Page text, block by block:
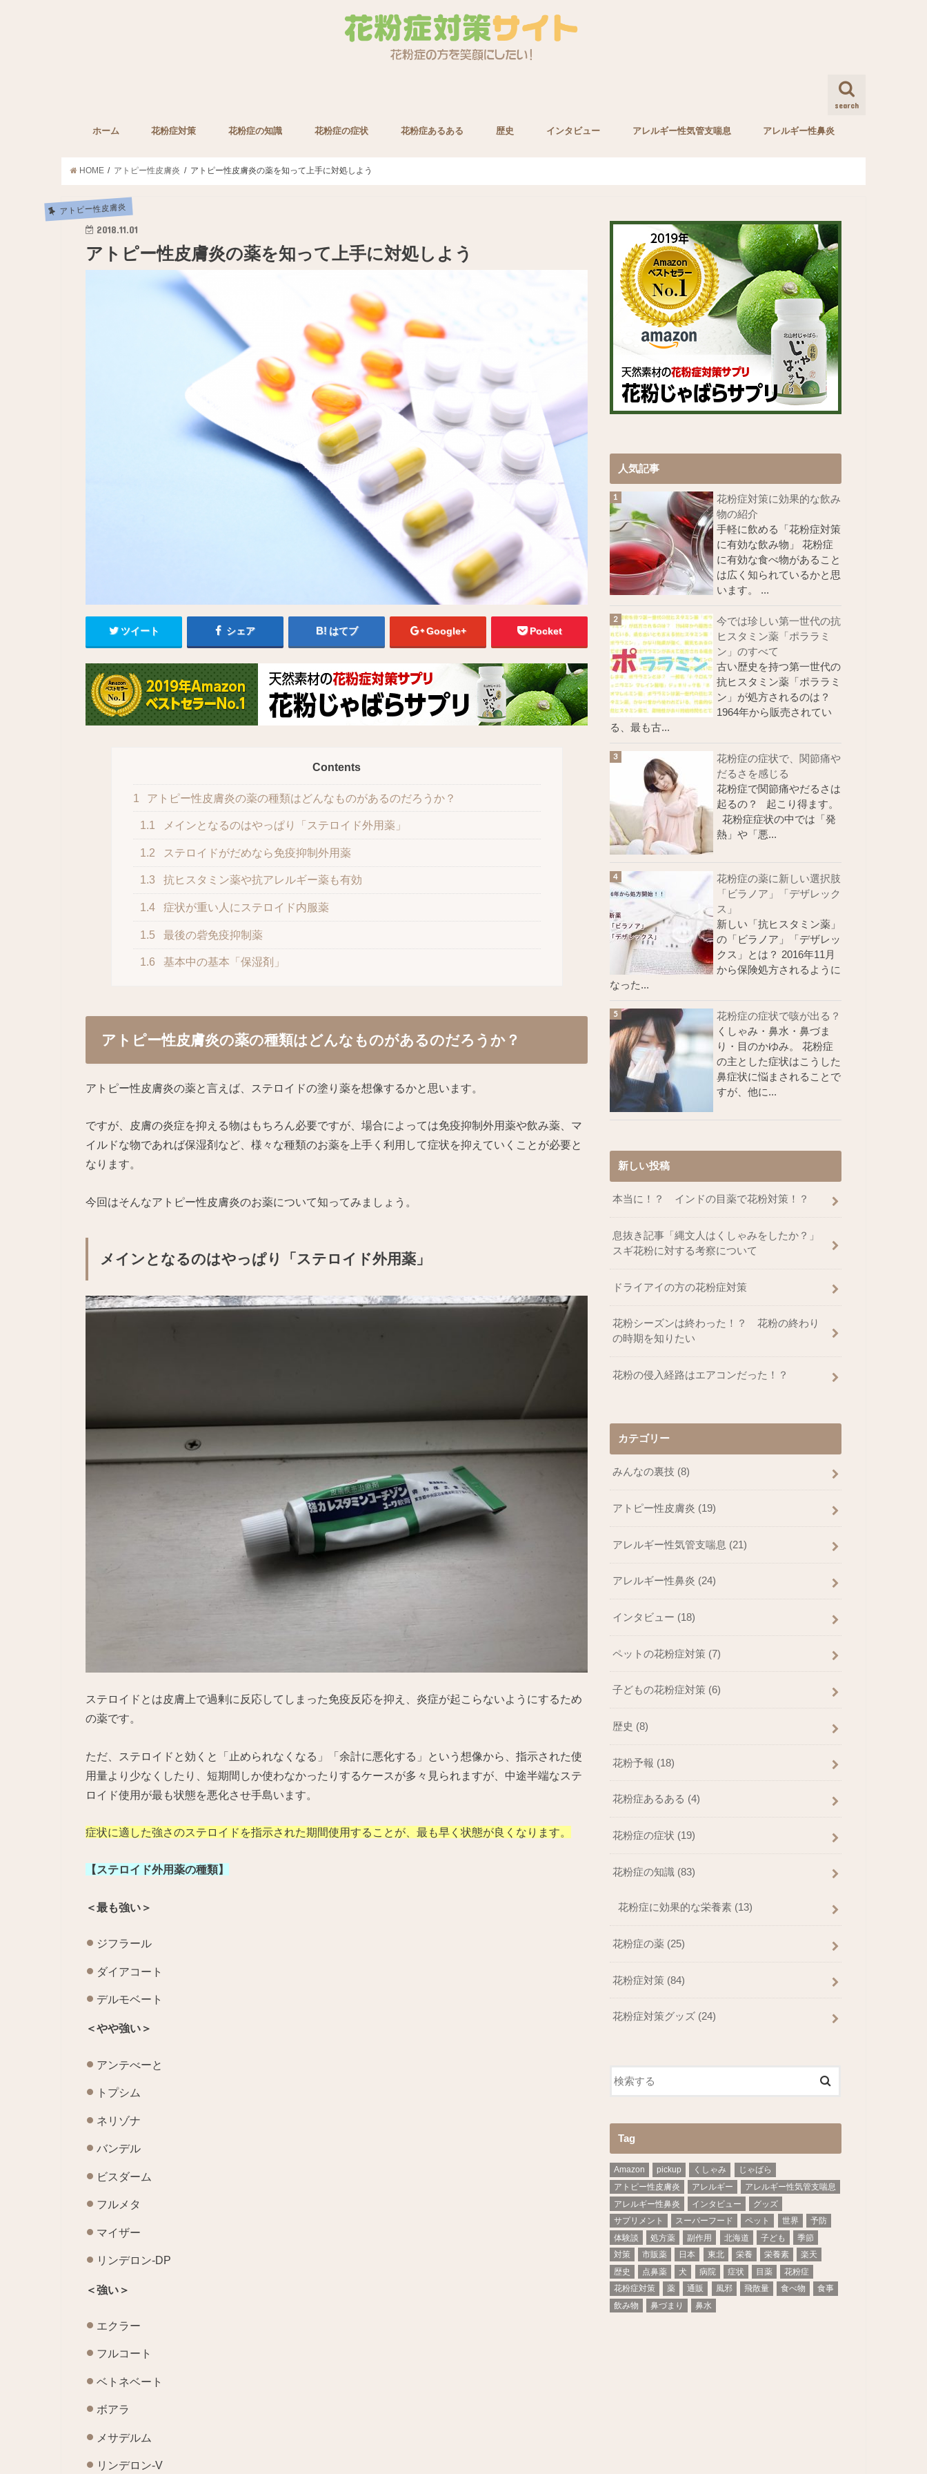
search
ホーム 花粉症対策 花粉症の知識 花粉症の症状 花粉症あるある 歴史 インタビュー アレルギー性気管支喘息 アレルギー性鼻炎
HOME アトピー性皮膚炎 アトピー性皮膚炎の薬を知って上手に対処しよう
アトピー性皮膚炎
2018.11.01
アトピー性皮膚炎の薬を知って上手に対処しよう
ツイート シェア はてブ Google+ Pocket
Contents
1 アトピー性皮膚炎の薬の種類はどんなものがあるのだろうか？
1.1 メインとなるのはやっぱり「ステロイド外用薬」
1.2 ステロイドがだめなら免疫抑制外用薬
1.3 抗ヒスタミン薬や抗アレルギー薬も有効
1.4 症状が重い人にステロイド内服薬
1.5 最後の砦免疫抑制薬
1.6 基本中の基本「保湿剤」
アトピー性皮膚炎の薬の種類はどんなものがあるのだろうか？
アトピー性皮膚炎の薬と言えば、ステロイドの塗り薬を想像するかと思います。
ですが、皮膚の炎症を抑える物はもちろん必要ですが、場合によっては免疫抑制外用薬や飲み薬、マ
イルドな物であれば保湿剤など、様々な種類のお薬を上手く利用して症状を抑えていくことが必要と
なります。
今回はそんなアトピー性皮膚炎のお薬について知ってみましょう。
メインとなるのはやっぱり「ステロイド外用薬」
ステロイドとは皮膚上で過剰に反応してしまった免疫反応を抑え、炎症が起こらないようにするため
の薬です。
ただ、ステロイドと効くと「止められなくなる」「余計に悪化する」という想像から、指示された使
用量より少なくしたり、短期間しか使わなかったりするケースが多々見られますが、中途半端なステ
ロイド使用が最も状態を悪化させ手島います。
症状に適した強さのステロイドを指示された期間使用することが、最も早く状態が良くなります。
【ステロイド外用薬の種類】
＜最も強い＞
ジフラール
ダイアコート
デルモベート
＜やや強い＞
アンテべーと
トプシム
ネリゾナ
バンデル
ビスダーム
フルメタ
マイザー
リンデロン-DP
＜強い＞
エクラー
フルコート
ベトネベート
ボアラ
メサデルム
リンデロン-V
人気記事
花粉症対策に効果的な飲み
物の紹介
手軽に飲める「花粉症対策
に有効な飲み物」 花粉症
に有効な食べ物があること
は広く知られているかと思
います。 ...
今では珍しい第一世代の抗
ヒスタミン薬「ポララミ
ン」のすべて
古い歴史を持つ第一世代の
抗ヒスタミン薬「ポララミ
ン」が処方されるのは？
1964年から販売されてい
る、最も古...
花粉症の症状で、関節痛や
だるさを感じる
花粉症で関節痛やだるさは
起るの？ 起こり得ます。
花粉症症状の中では「発
熱」や「悪...
花粉症の薬に新しい選択肢
「ビラノア」「デザレック
ス」
新しい「抗ヒスタミン薬」
の「ビラノア」「デザレッ
クス」とは？ 2016年11月
から保険処方されるように
なった...
花粉症の症状で咳が出る？
くしゃみ・鼻水・鼻づま
り・目のかゆみ。 花粉症
の主とした症状はこうした
鼻症状に悩まされることで
すが、他に...
新しい投稿
本当に！？ インドの目薬で花粉対策！？
息抜き記事「縄文人はくしゃみをしたか？」
スギ花粉に対する考察について
ドライアイの方の花粉症対策
花粉シーズンは終わった！？ 花粉の終わり
の時期を知りたい
花粉の侵入経路はエアコンだった！？
カテゴリー
みんなの裏技 (8)
アトピー性皮膚炎 (19)
アレルギー性気管支喘息 (21)
アレルギー性鼻炎 (24)
インタビュー (18)
ペットの花粉症対策 (7)
子どもの花粉症対策 (6)
歴史 (8)
花粉予報 (18)
花粉症あるある (4)
花粉症の症状 (19)
花粉症の知識 (83)
花粉症に効果的な栄養素 (13)
花粉症の薬 (25)
花粉症対策 (84)
花粉症対策グッズ (24)
Tag
Amazon pickup くしゃみ
じゃばら
アトピー性皮膚炎
アレルギー
アレルギー性気管支喘息
アレルギー性鼻炎
インタビュー
グッズ
サプリメント
スーパーフード ペット 世界
予防
体験談
処方薬 副作用 北海道 子ども
季節
対策
市販薬 日本 東北 栄養 栄養素
楽天
歴史
点鼻薬 犬 病院 症状 目薬
花粉症
花粉症対策
薬 通販 風邪 飛散量 食べ物
食事
飲み物
鼻づまり 鼻水